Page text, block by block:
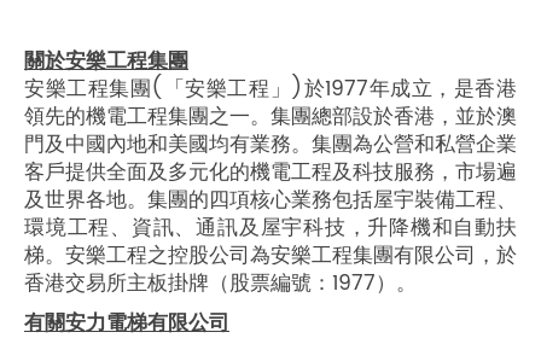
關於安樂工程集團
安樂工程集團(「安樂工程」)於1977年成立，是香港
領先的機電工程集團之一。集團總部設於香港，並於澳
門及中國內地和美國均有業務。集團為公營和私營企業
客戶提供全面及多元化的機電工程及科技服務，市場遍
及世界各地。集團的四項核心業務包括屋宇裝備工程、
環境工程、資訊、通訊及屋宇科技，升降機和自動扶
梯。安樂工程之控股公司為安樂工程集團有限公司，於
香港交易所主板掛牌（股票編號：1977）。
有關安力電梯有限公司